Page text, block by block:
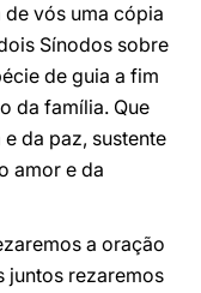
vós uma cópia
Sínodos sobre
de guia a fim
da família. Que
da paz, sustente
amor e da
a oração
juntos rezaremos